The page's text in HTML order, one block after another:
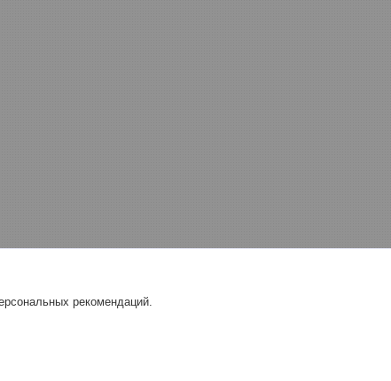
рекомендаций.